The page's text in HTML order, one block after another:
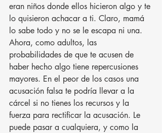
eran niños donde ellos hicieron algo y te
lo quisieron achacar a ti. Claro, mamá
lo sabe todo y no se le escapa ni una.
Ahora, como adultos, las
probabilidades de que te acusen de
haber hecho algo tiene repercusiones
mayores. En el peor de los casos una
acusación falsa te podría llevar a la
cárcel si no tienes los recursos y la
fuerza para rectificar la acusación. Le
puede pasar a cualquiera, y como la